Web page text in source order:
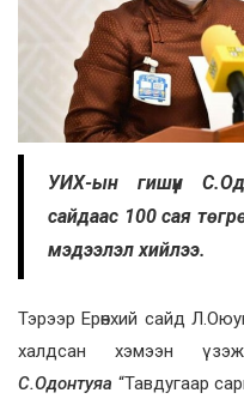
УИХ-ын гишүүн
сайдаас 100 сая
мэдээлэл хийлээ.
Тэрээр Ерөнхий сайд
халдсан хэмээн
С.Одонтуяа “Тавдугаар